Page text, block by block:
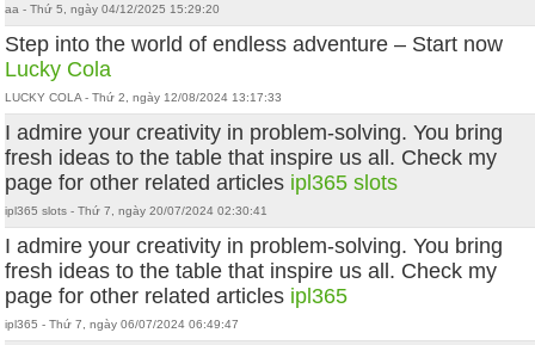
aa - Thứ 5, ngày 04/12/2025 15:29:20
Step into the world of endless adventure – Start now
Lucky Cola
LUCKY COLA - Thứ 2, ngày 12/08/2024 13:17:33
I admire your creativity in problem-solving. You bring
fresh ideas to the table that inspire us all. Check my
page for other related articles ipl365 slots
ipl365 slots - Thứ 7, ngày 20/07/2024 02:30:41
I admire your creativity in problem-solving. You bring
fresh ideas to the table that inspire us all. Check my
page for other related articles ipl365
ipl365 - Thứ 7, ngày 06/07/2024 06:49:47